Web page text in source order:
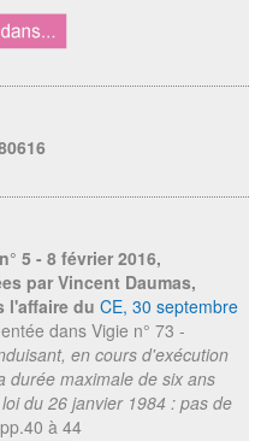
5 - 8 février 2016,
par Vincent Daumas,
l'affaire du CE, 30 septembre
dans Vigie n° 73 -
en cours d'exécution
durée maximale de six ans
du 26 janvier 1984 : pas de
à 44